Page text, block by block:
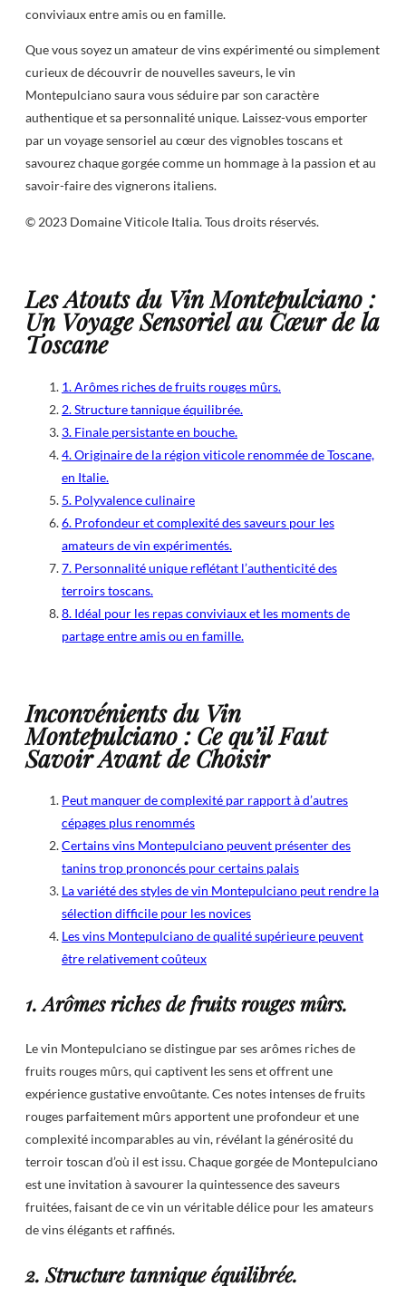
conviviaux entre amis ou en famille.
Que vous soyez un amateur de vins expérimenté ou simplement
curieux de découvrir de nouvelles saveurs, le vin
Montepulciano saura vous séduire par son caractère
authentique et sa personnalité unique. Laissez-vous emporter
par un voyage sensoriel au cœur des vignobles toscans et
savourez chaque gorgée comme un hommage à la passion et au
savoir-faire des vignerons italiens.
© 2023 Domaine Viticole Italia. Tous droits réservés.
Les Atouts du Vin Montepulciano :
Un Voyage Sensoriel au Cœur de la
Toscane
1. Arômes riches de fruits rouges mûrs.
2. Structure tannique équilibrée.
3. Finale persistante en bouche.
4. Originaire de la région viticole renommée de Toscane,
en Italie.
5. Polyvalence culinaire
6. Profondeur et complexité des saveurs pour les
amateurs de vin expérimentés.
7. Personnalité unique reflétant l’authenticité des
terroirs toscans.
8. Idéal pour les repas conviviaux et les moments de
partage entre amis ou en famille.
Inconvénients du Vin
Montepulciano : Ce qu’il Faut
Savoir Avant de Choisir
Peut manquer de complexité par rapport à d’autres
cépages plus renommés
Certains vins Montepulciano peuvent présenter des
tanins trop prononcés pour certains palais
La variété des styles de vin Montepulciano peut rendre la
sélection difficile pour les novices
Les vins Montepulciano de qualité supérieure peuvent
être relativement coûteux
1. Arômes riches de fruits rouges mûrs.
Le vin Montepulciano se distingue par ses arômes riches de
fruits rouges mûrs, qui captivent les sens et offrent une
expérience gustative envoûtante. Ces notes intenses de fruits
rouges parfaitement mûrs apportent une profondeur et une
complexité incomparables au vin, révélant la générosité du
terroir toscan d’où il est issu. Chaque gorgée de Montepulciano
est une invitation à savourer la quintessence des saveurs
fruitées, faisant de ce vin un véritable délice pour les amateurs
de vins élégants et raffinés.
2. Structure tannique équilibrée.